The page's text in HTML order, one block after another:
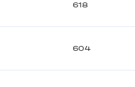
618
604